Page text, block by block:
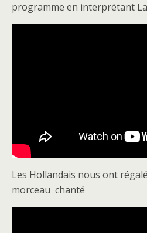
programme en interprétant
Les Hollandais nous ont
morceau chanté